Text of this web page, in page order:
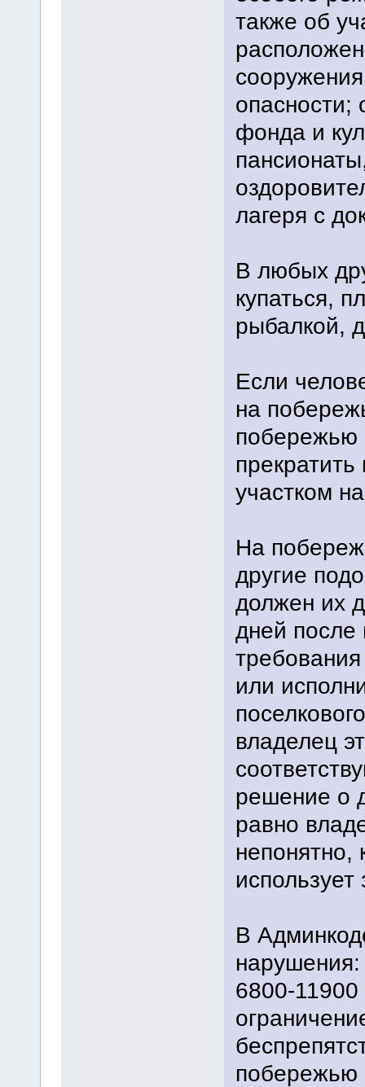
также об
опасности;
фонда и
лагеря с
В любых
купаться,
рыбалкой,
Если
на
побережью
участком
На
другие
должен их
дней после
или
владелец
решение о
равно
непонятно,
В
6800-11900
побережью